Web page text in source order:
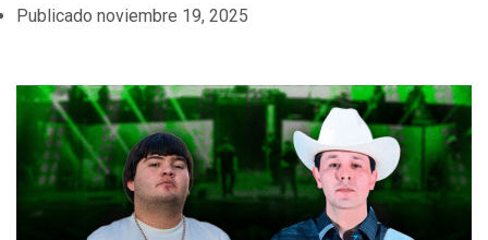
Publicado noviembre 19, 2025